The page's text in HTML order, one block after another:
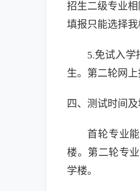
招生二级专业
填报只能选择我
5.免试入学
生。第二轮网上
四、测试时间
首轮专业
楼。第二轮专
学楼。